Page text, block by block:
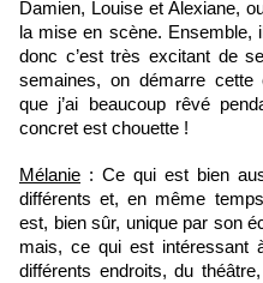
Damien, Louise et Alexiane,
la mise en scène. Ensemble,
donc c’est très excitant de
semaines, on démarre cette
que j’ai beaucoup rêvé
concret est chouette !
Mélanie : Ce qui est bien
différents et, en même
est, bien sûr, unique par son
mais, ce qui est intéressant
différents endroits, du